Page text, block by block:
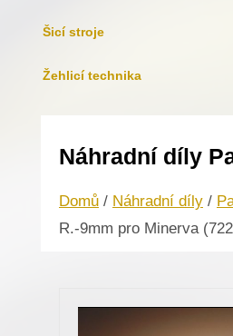
Šicí stroje
Žehlicí technika
Náhradní díly
Domů / Náhradní díly /
R.-9mm pro Minerva